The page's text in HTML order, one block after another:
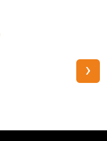
‹